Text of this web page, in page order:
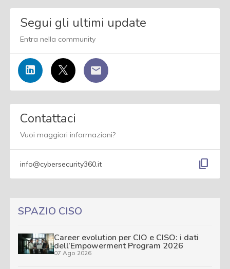
Segui gli ultimi update
Entra nella community
Contattaci
Vuoi maggiori informazioni?
info@cybersecurity360.it content_copy
SPAZIO CISO
Career evolution per CIO e CISO: i dati
dell’Empowerment Program 2026
07 Ago 2026